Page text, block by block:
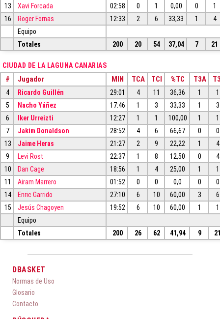
13
Xavi Forcada 02:58 0 1 0,00 0
1
16
Roger Fornas 12:33 2 6 33,33 1
4
Equipo
Totales
200 20 54 37,04 7 21
CIUDAD DE LA LAGUNA CANARIAS
# Jugador MIN TCA TCI %TC T3A
4 Ricardo Guillén 29:01 4 11 36,36 1
1
5
Nacho Yáñez 17:46 1 3 33,33 1
3
6
Iker Urreizti 12:27 1 1 100,00 1
1
7
Jakim Donaldson 28:52 4 6 66,67 0
0
13
Jaime Heras 21:27 2 9 22,22 1
4
9
Levi Rost 22:37 1 8 12,50 0
4
10
Dan Cage 18:56 1 4 25,00 1
1
11
Airam Marrero 01:52 0 0 0,0 0
0
14
Enric Garrido 27:10 6 10 60,00 3
6
15
Jesús Chagoyen 19:52 6 10 60,00 1
1
Equipo
Totales
200 26 62 41,94 9
DBASKET
Normas de Uso
Glosario
Contacto